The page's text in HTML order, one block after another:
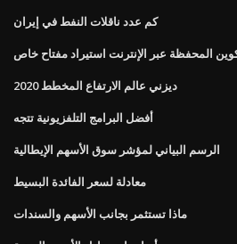
كم عدد ناقلات النفط في إيران
المحفظة عبر الإنترنت استيراد مفتاح خاص
ديزني عالم الارتفاع المخطط 2020
أفضل البرامج التلفزيونية تتجه
الرسم البياني لمؤشر سوق الأسهم الإيطالية
معادلة لسعر الفائدة البسيط
ماذا تستثمر بجانب الأسهم والسندات